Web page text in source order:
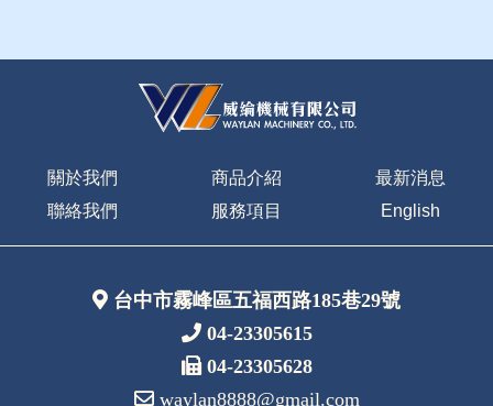
關於我們 商品介紹
最新消息
聯絡我們
服務項目 English
台中市霧峰區五福西路185巷29號
04-23305615
04-23305628
waylan8888@gmail.com